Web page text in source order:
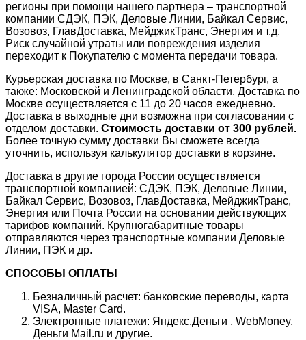
регионы при помощи нашего партнера – транспортной
компании СДЭК, ПЭК, Деловые Линии, Байкал Сервис,
Возовоз, ГлавДоставка, МейджикТранс, Энергия и т.д.
Риск случайной утраты или повреждения изделия
переходит к Покупателю с момента передачи товара.
Курьерская доставка по Москве, в Санкт-Петербург, а
также: Московской и Ленинградской области. Доставка по
Москве осуществляется с 11 до 20 часов ежедневно.
Доставка в выходные дни возможна при согласовании с
отделом доставки. Стоимость доставки от 300 рублей.
Более точную сумму доставки Вы сможете всегда
уточнить, используя калькулятор доставки в корзине.
Доставка в другие города России осуществляется
транспортной компанией: СДЭК, ПЭК, Деловые Линии,
Байкал Сервис, Возовоз, ГлавДоставка, МейджикТранс,
Энергия или Почта России на основании действующих
тарифов компаний. Крупногабаритные товары
отправляются через транспортные компании Деловые
Линии, ПЭК и др.
СПОСОБЫ ОПЛАТЫ
Безналичный расчет: банковские переводы, карта
VISA, Master Card.
Электронные платежи: Яндекс.Деньги , WebMoney,
Деньги Mail.ru и другие.